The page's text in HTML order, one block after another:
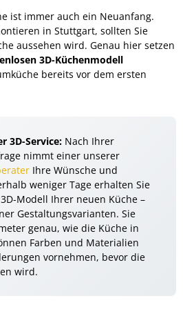
ist immer auch ein Neuanfang.
in Stuttgart, sollten Sie
aussehen wird. Genau hier setzen
3D-Küchenmodell
bereits vor dem ersten
3D-Service: Nach Ihrer
nimmt einer unserer
Ihre Wünsche und
weniger Tage erhalten Sie
Modell Ihrer neuen Küche –
Gestaltungsvarianten. Sie
genau, wie die Küche in
Farben und Materialien
vornehmen, bevor die
wird.